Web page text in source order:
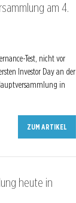
am 4.
Test, nicht vor
Investor Day an der
in
ZUM ARTIKEL
heute in